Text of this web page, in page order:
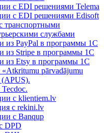
с EDI решениями Telema
с EDI решениями Edisoft
транспортными
службами
из PayPal в программы 1C
из Stripe в программы 1C
из Etsy в программы 1C
pārvadājumu
(APUS).
с klientiem.lv
с rekini.lv
с Banqup
DPD